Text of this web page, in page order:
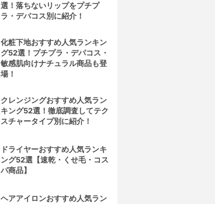
選！落ちないリップをプチプ
ラ・デパコス別に紹介！
化粧下地おすすめ人気ランキン
グ52選！プチプラ・デパコス・
敏感肌向けナチュラル商品も登
場！
クレンジングおすすめ人気ラン
キング52選！徹底調査してテク
スチャータイプ別に紹介！
ドライヤーおすすめ人気ランキ
ング52選【速乾・くせ毛・コス
パ商品】
ヘアアイロンおすすめ人気ラン